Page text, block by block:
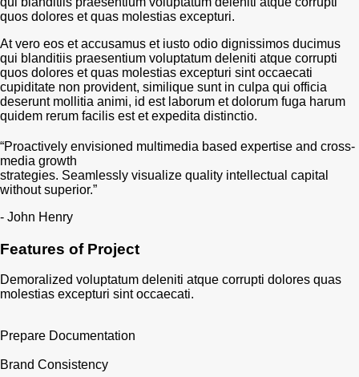
quos dolores et quas molestias excepturi.
At vero eos et accusamus et iusto odio dignissimos ducimus
qui blanditiis praesentium voluptatum deleniti atque corrupti
quos dolores et quas molestias excepturi sint occaecati
cupiditate non provident, similique sunt in culpa qui officia
deserunt mollitia animi, id est laborum et dolorum fuga harum
quidem rerum facilis est et expedita distinctio.
“Proactively envisioned multimedia based expertise and cross-
media growth
strategies. Seamlessly visualize quality intellectual capital
without superior.”
- John Henry
Features of Project
Demoralized voluptatum deleniti atque corrupti dolores quas
molestias excepturi sint occaecati.
Prepare Documentation
Brand Consistency